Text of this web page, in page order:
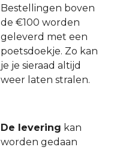
Bestellingen boven
de €100 worden
geleverd met een
poetsdoekje. Zo kan
je je sieraad altijd
weer laten stralen.
De levering kan
worden gedaan